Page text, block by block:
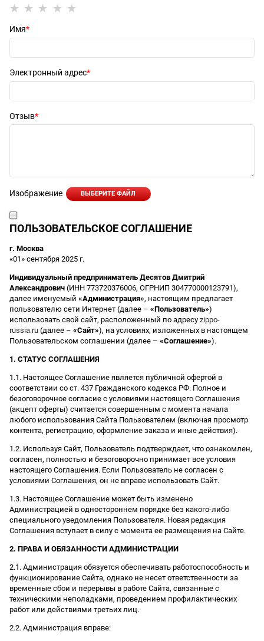
Имя
Электронный адрес
Отзыв
Изображение ВЫБЕРИТЕ ФАЙЛ
ПОЛЬЗОВАТЕЛЬСКОЕ СОГЛАШЕНИЕ
г. Москва
«01» сентября 2025 г.
Индивидуальный предприниматель Десятов Дмитрий
Александрович (ИНН 773720376006, ОГРНИП 304770000123791),
далее именуемый «Администрация», настоящим предлагает
пользователю сети Интернет (далее – «Пользователь»)
использовать свой сайт, расположенный по адресу zippo-
russia.ru (далее – «Сайт»), на условиях, изложенных в настоящем
Пользовательском соглашении (далее – «Соглашение»).
1. СТАТУС СОГЛАШЕНИЯ
1.1. Настоящее Соглашение является публичной офертой в
соответствии со ст. 437 Гражданского кодекса РФ. Полное и
безоговорочное согласие с условиями настоящего Соглашения
(акцепт оферты) считается совершенным с момента начала
любого использования Сайта Пользователем (включая просмотр
контента, регистрацию, оформление заказа и иные действия).
1.2. Используя Сайт, Пользователь подтверждает, что ознакомлен,
согласен, полностью и безоговорочно принимает все условия
настоящего Соглашения. Если Пользователь не согласен с
условиями Соглашения, он не вправе использовать Сайт.
1.3. Настоящее Соглашение может быть изменено
Администрацией в одностороннем порядке без какого-либо
специального уведомления Пользователя. Новая редакция
Соглашения вступает в силу с момента ее размещения на Сайте.
2. ПРАВА И ОБЯЗАННОСТИ АДМИНИСТРАЦИИ
2.1. Администрация обязуется обеспечивать работоспособность и
функционирование Сайта, однако не несет ответственности за
временные сбои и перерывы в работе Сайта, связанные с
техническими неполадками, проведением профилактических
работ или действиями третьих лиц.
2.2. Администрация вправе: